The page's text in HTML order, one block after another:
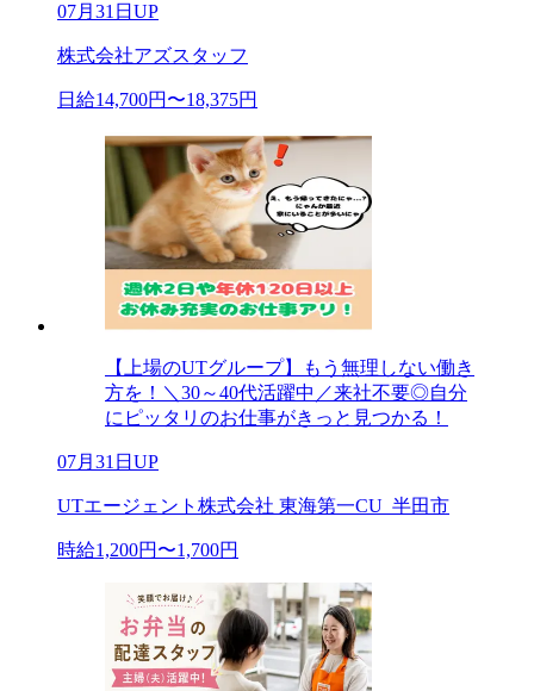
07月31日UP
株式会社アズスタッフ
日給14,700円〜18,375円
【上場のUTグループ】もう無理しない働き
方を！＼30～40代活躍中／来社不要◎自分
にピッタリのお仕事がきっと見つかる！
07月31日UP
UTエージェント株式会社 東海第一CU_半田市
時給1,200円〜1,700円